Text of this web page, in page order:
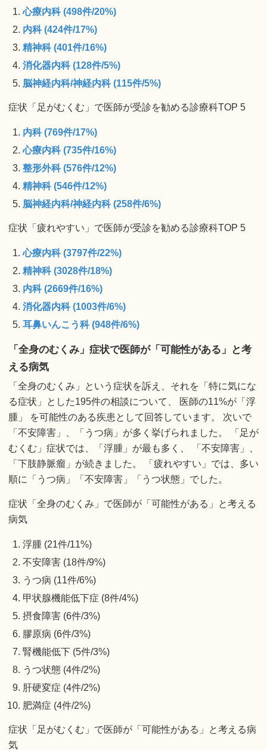
心療内科 (498件/20%)
内科 (424件/17%)
精神科 (401件/16%)
消化器内科 (128件/5%)
脳神経内科/神経内科 (115件/5%)
症状「足がむくむ」で医師が受診を勧める診療科TOP 5
内科 (769件/17%)
心療内科 (735件/16%)
整形外科 (576件/12%)
精神科 (546件/12%)
脳神経内科/神経内科 (258件/6%)
症状「疲れやすい」で医師が受診を勧める診療科TOP 5
心療内科 (3797件/22%)
精神科 (3028件/18%)
内科 (2669件/16%)
消化器内科 (1003件/6%)
耳鼻いんこう科 (948件/6%)
「全身のむくみ」症状で医師が「可能性がある」と考
える病気
「全身のむくみ」という症状を訴え、それを「特に気にな
る症状」とした195件の相談について、 医師の11%が「浮
腫」 を可能性のある疾患として回答しています。 次いで
「不安障害」、「うつ病」が多く挙げられました。 「足が
むくむ」症状では、「浮腫」が最も多く、 「不安障害」、
「下肢静脈瘤」が続きました。 「疲れやすい」では、多い
順に「うつ病」「不安障害」「うつ状態」でした。
症状「全身のむくみ」で医師が「可能性がある」と考える
病気
浮腫 (21件/11%)
不安障害 (18件/9%)
うつ病 (11件/6%)
甲状腺機能低下症 (8件/4%)
摂食障害 (6件/3%)
膠原病 (6件/3%)
腎機能低下 (5件/3%)
うつ状態 (4件/2%)
肝硬変症 (4件/2%)
肥満症 (4件/2%)
症状「足がむくむ」で医師が「可能性がある」と考える病
気